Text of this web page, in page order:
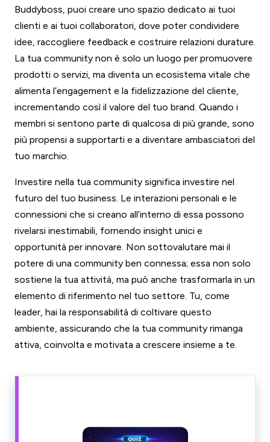
Buddyboss, puoi creare uno spazio dedicato ai tuoi
clienti e ai tuoi collaboratori, dove poter condividere
idee, raccogliere feedback e costruire relazioni durature.
La tua community non è solo un luogo per promuovere
prodotti o servizi, ma diventa un ecosistema vitale che
alimenta l’engagement e la fidelizzazione del cliente,
incrementando così il valore del tuo brand. Quando i
membri si sentono parte di qualcosa di più grande, sono
più propensi a supportarti e a diventare ambasciatori del
tuo marchio.
Investire nella tua community significa investire nel
futuro del tuo business. Le interazioni personali e le
connessioni che si creano all’interno di essa possono
rivelarsi inestimabili, fornendo insight unici e
opportunità per innovare. Non sottovalutare mai il
potere di una community ben connessa; essa non solo
sostiene la tua attività, ma può anche trasformarla in un
elemento di riferimento nel tuo settore. Tu, come
leader, hai la responsabilità di coltivare questo
ambiente, assicurando che la tua community rimanga
attiva, coinvolta e motivata a crescere insieme a te.